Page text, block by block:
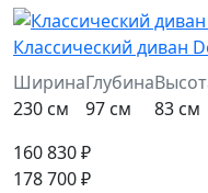
Классический диван
Ширина
230 см
Глубина
97 см
83 см
160 830 ₽
178 700 ₽